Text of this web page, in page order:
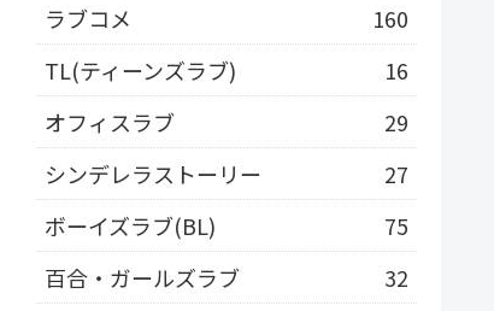
ラブコメ
160
TL(ティーンズラブ)
16
オフィスラブ
29
シンデレラストーリー
27
ボーイズラブ(BL)
75
百合・ガールズラブ
32